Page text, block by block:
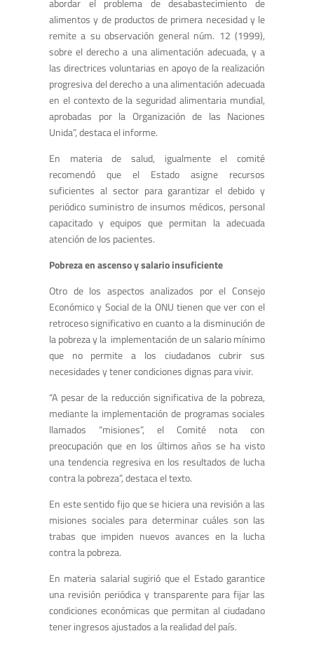
alimentos y de productos de primera necesidad y le
remite a su observación general núm. 12 (1999),
sobre el derecho a una alimentación adecuada, y a
las directrices voluntarias en apoyo de la realización
progresiva del derecho a una alimentación adecuada
en el contexto de la seguridad alimentaria mundial,
aprobadas por la Organización de las Naciones
Unida”, destaca el informe.
En materia de salud, igualmente el comité
recomendó que el Estado asigne recursos
suficientes al sector para garantizar el debido y
periódico suministro de insumos médicos, personal
capacitado y equipos que permitan la adecuada
atención de los pacientes.
Pobreza en ascenso y salario insuficiente
Otro de los aspectos analizados por el Consejo
Económico y Social de la ONU tienen que ver con el
retroceso significativo en cuanto a la disminución de
la pobreza y la implementación de un salario mínimo
que no permite a los ciudadanos cubrir sus
necesidades y tener condiciones dignas para vivir.
“A pesar de la reducción significativa de la pobreza,
mediante la implementación de programas sociales
llamados “misiones”, el Comité nota con
preocupación que en los últimos años se ha visto
una tendencia regresiva en los resultados de lucha
contra la pobreza”, destaca el texto.
En este sentido fijo que se hiciera una revisión a las
misiones sociales para determinar cuáles son las
trabas que impiden nuevos avances en la lucha
contra la pobreza.
En materia salarial sugirió que el Estado garantice
una revisión periódica y transparente para fijar las
condiciones económicas que permitan al ciudadano
tener ingresos ajustados a la realidad del país.